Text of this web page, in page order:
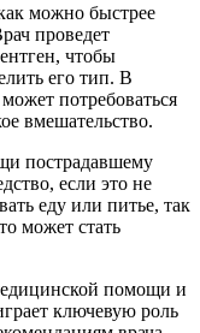
можно быстрее
проведет
чтобы
его тип. В
потребоваться
вмешательство.
пострадавшему
если это не
еду или питье, так
может стать
помощи и
ключевую роль